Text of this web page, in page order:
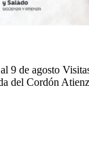
9 de agosto
del Cordón